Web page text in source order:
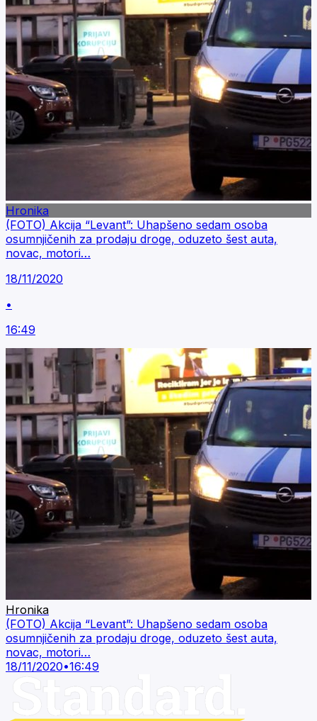
Hronika
(FOTO) Akcija “Levant”: Uhapšeno sedam osoba
osumnjičenih za prodaju droge, oduzeto šest auta,
novac, motori…
18/11/2020
•
16:49
Hronika
(FOTO) Akcija “Levant”: Uhapšeno sedam osoba
osumnjičenih za prodaju droge, oduzeto šest auta,
novac, motori…
18/11/2020•16:49